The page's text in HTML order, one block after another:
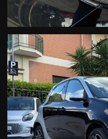
Le informazioni relative alla
collegati, per quanto accurate,
imprecisioni. Quanto descritto
ma solo informativo. L'onere di
Nella impossibilita' di un
considerarsi indicativi e non
apportate in seguito.
* L'estensione della garanzia, del
prodotto di vendita soggetto ad
in base all'anzianietà ed al